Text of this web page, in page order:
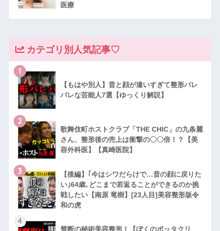
医療
カテゴリ別人気記事♡
1
【もはや別人】昔と顔が違いすぎて整形バレ
バレな芸能人7選【ゆっくり解説】
2
歌舞伎町ホストクラブ「THE CHIC」の九条麗
さん、整形後の売上は衝撃の〇〇倍！？【美
容外科医】【真崎医院】
3
【後編】｢今はシワだらけで…昔の顔に戻りた
い｣64歳､どこまで若返ることができるのか挑
戦したい【南原 竜樹】[23人目]美容整形版令
和の虎
4
禁断の秘術美容整形！【ぼくのボッタクリ